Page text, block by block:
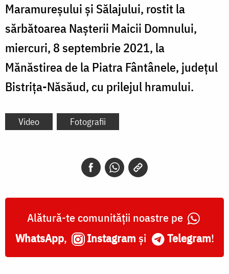
Maramureșului și Sălajului, rostit la
sărbătoarea Nașterii Maicii Domnului,
miercuri, 8 septembrie 2021, la
Mănăstirea de la Piatra Fântânele, județul
Bistrița-Năsăud, cu prilejul hramului.
Video Fotografii
Alătură-te comunității noastre pe
WhatsApp, Instagram și Telegram!